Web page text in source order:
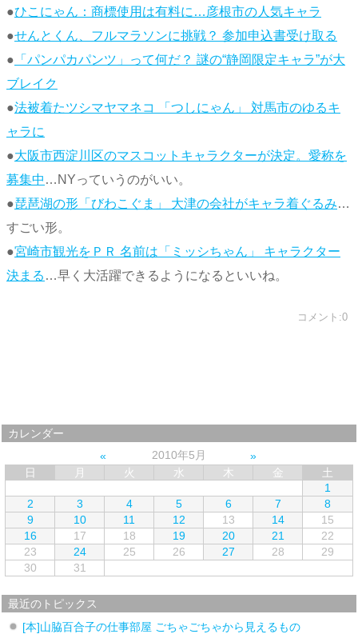
●ひこにゃん：商標使用は有料に…彦根市の人気キャラ
●せんとくん、フルマラソンに挑戦？ 参加申込書受け取る
● 「パンパカパンツ」って何だ？ 謎の“静岡限定キャラ”が大
ブレイク
●法被着たツシマヤマネコ 「つしにゃん」 対馬市のゆるキ
ャラに
●大阪市西淀川区のマスコットキャラクターが決定。愛称を
募集中 …NYっていうのがいい。
●琵琶湖の形「びわこぐま」 大津の会社がキャラ着ぐるみ…
すごい形。
●宮崎市観光をＰＲ 名前は「ミッシちゃん」 キャラクター
決まる …早く大活躍できるようになるといいね。
コメント:0
カレンダー
2010年5月
日
月 火 水 木 金
土
1
2
3 4 5 6 7
8
9
10 11 12 13 14
15
16
17 18 19 20 21
22
23
24 25 26 27 28
29
30
31
最近のトピックス
[本]山脇百合子の仕事部屋 ごちゃごちゃから見えるもの